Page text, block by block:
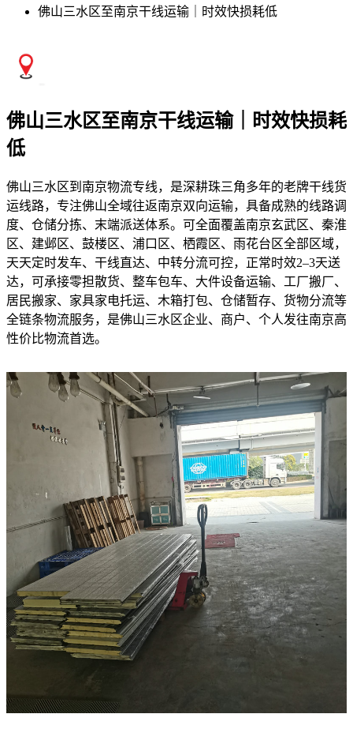
佛山三水区至南京干线运输｜时效快损耗低
佛山三水区至南京干线运输｜时效快损耗
低
佛山三水区到南京物流专线，是深耕珠三角多年的老牌干线货
运线路，专注佛山全域往返南京双向运输，具备成熟的线路调
度、仓储分拣、末端派送体系。可全面覆盖南京玄武区、秦淮
区、建邺区、鼓楼区、浦口区、栖霞区、雨花台区全部区域，
天天定时发车、干线直达、中转分流可控，正常时效2–3天送
达，可承接零担散货、整车包车、大件设备运输、工厂搬厂、
居民搬家、家具家电托运、木箱打包、仓储暂存、货物分流等
全链条物流服务，是佛山三水区企业、商户、个人发往南京高
性价比物流首选。